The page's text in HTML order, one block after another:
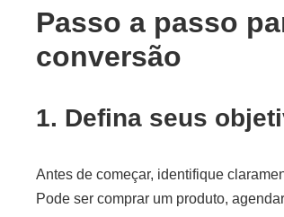
Passo a passo
conversão
1. Defina seus
Antes de começar, identifique
Pode ser comprar um produto,